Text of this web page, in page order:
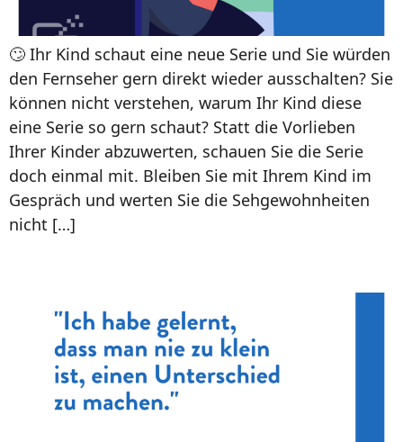
🙄 Ihr Kind schaut eine neue Serie und Sie würden
den Fernseher gern direkt wieder ausschalten? Sie
können nicht verstehen, warum Ihr Kind diese
eine Serie so gern schaut? Statt die Vorlieben
Ihrer Kinder abzuwerten, schauen Sie die Serie
doch einmal mit. Bleiben Sie mit Ihrem Kind im
Gespräch und werten Sie die Sehgewohnheiten
nicht […]